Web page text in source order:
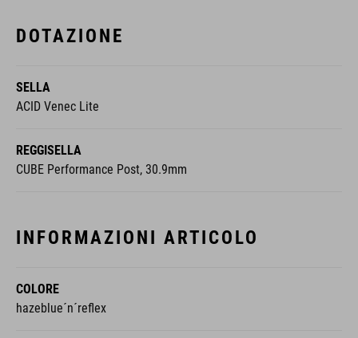
DOTAZIONE
SELLA
ACID Venec Lite
REGGISELLA
CUBE Performance Post, 30.9mm
INFORMAZIONI ARTICOLO
COLORE
hazeblue´n´reflex